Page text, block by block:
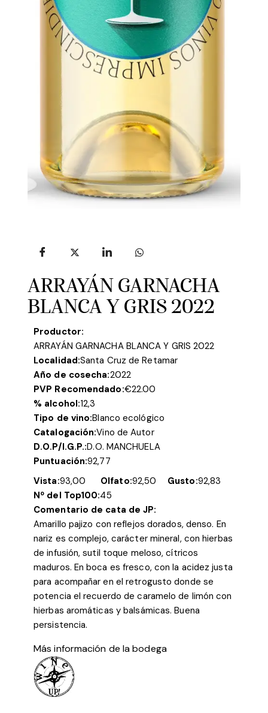
ARRAYÁN GARNACHA
BLANCA Y GRIS 2022
Productor:
ARRAYÁN GARNACHA BLANCA Y GRIS 2022
Localidad:Santa Cruz de Retamar
Año de cosecha:2022
PVP Recomendado:€22.00
% alcohol:12,3
Tipo de vino:Blanco ecológico
Catalogación:Vino de Autor
D.O.P/I.G.P.:D.O. MANCHUELA
Puntuación:92,77
Vista:93,00 Olfato:92,50 Gusto:92,83
Nº del Top100:45
Comentario de cata de JP:
Amarillo pajizo con reflejos dorados, denso. En
nariz es complejo, carácter mineral, con hierbas
de infusión, sutil toque meloso, cítricos
maduros. En boca es fresco, con la acidez justa
para acompañar en el retrogusto donde se
potencia el recuerdo de caramelo de limón con
hierbas aromáticas y balsámicas. Buena
persistencia.
Más información de la bodega